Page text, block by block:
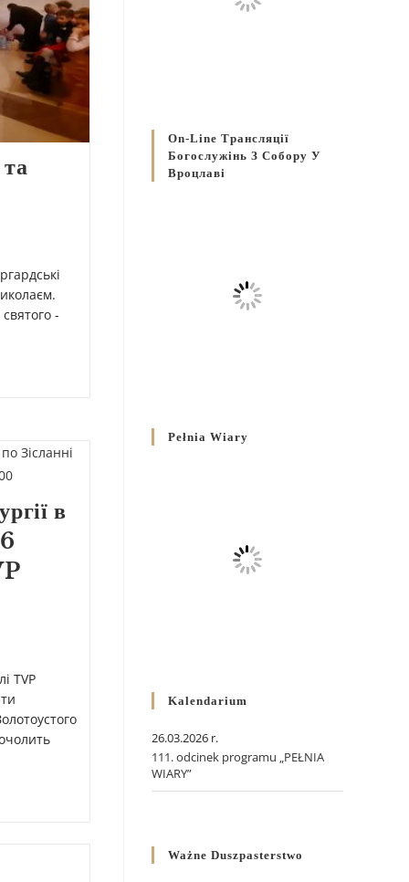
-
в
TVP
On-Line Трансляції
Богослужінь З Собору У
Вроцлаві
Pełnia Wiary
Kalendarium
26.03.2026 r.
111. odcinek programu „PEŁNIA
WIARY”
Ważne Duszpasterstwo